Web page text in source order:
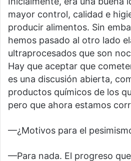
mayor control, calidad e
producir alimentos. Sin
hemos pasado al otro lado
ultraprocesados que son
Hay que aceptar que
es una discusión abierta,
productos químicos de los
pero que ahora estamos
—¿Motivos para el
—Para nada. El progreso